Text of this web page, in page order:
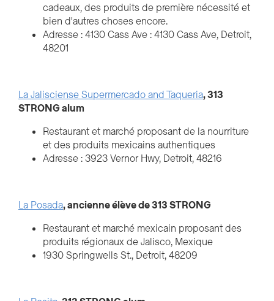
cadeaux, des produits de première nécessité et
bien d'autres choses encore.
Adresse : 4130 Cass Ave : 4130 Cass Ave, Detroit,
48201
La Jalisciense Supermercado and Taqueria, 313
STRONG alum
Restaurant et marché proposant de la nourriture
et des produits mexicains authentiques
Adresse : 3923 Vernor Hwy, Detroit, 48216
La Posada, ancienne élève de 313 STRONG
Restaurant et marché mexicain proposant des
produits régionaux de Jalisco, Mexique
1930 Springwells St., Detroit, 48209